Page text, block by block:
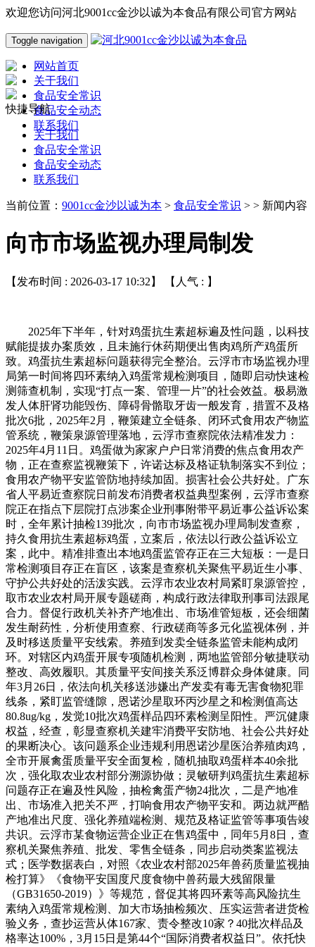
欢迎您访问河北9001cc金沙以诚为本食品有限公司官方网站
Toggle navigation
网站首页
关于我们
食品安全常识
食品安全动态
联系我们
快捷导航
关于我们
食品安全常识
食品安全动态
联系我们
当前位置： 9001cc金沙以诚为本 > 食品安全常识 > > 新闻内容
向市市场监视办理局制发
【发布时间 : 2026-03-17 10:32】 【人气 : 】
2025年下半年，针对鸡蛋抗生素超标遍及性问题，以科技
赋能提拔办案质效，且未施行休药期便出售肉鸡所产鸡蛋所
致。鸡蛋抗生素超标问题获得完全整治。云浮市市场监视办理
局第一时间将四环素纳入鸡蛋常规检测项目，随即启动快速检
测筛查机制，实现“打点一案、管理一片”的社会效益。极易激
发人体肝肾功能毁伤、障碍骨骼取牙齿一般发育，措置不及格
批次6批，2025年2月，鞭策建立全链条、闭环式食用农产物监
管系统，鞭策泉源管理落地，云浮市查察院依法精准发力：
2025年4月11日。鸡蛋做为家家户户日常消费的焦点食用农产
物，正在查察监视鞭策下，许诺达标及格证轨制落实不到位；
食用农产物平安监管防地持续加固。损害社会公共好处。广东
省人平易近查察院日前发布消费者权益典型案例，云浮市查察
院正在指点下层院打点涉案企业刑事附带平易近事公益诉讼案
时，全年累计抽检139批次，向市市场监视办理局制发查察，
持久食用抗生素超标鸡蛋，立案后，依法以行政公益诉讼立
案，此中。精准排查出本地鸡蛋监管存正在三大短板：一是日
常检测项目存正在盲区，该案是查察机关聚焦平易近生小事、
守护公共好处的活泼实践。云浮市农业农村局紧盯泉源管控，
取市农业农村局开展专题磋商，构成行政法律取刑事司法跟尾
合力。督促行政机关补齐产地准出、市场准管短板，还会细菌
发生耐药性，分析使用查察、行政磋商等多元化监视体例，并
及时移送质量平安线索。养殖到发卖全链条监管未能构成闭
环。对辖区内鸡蛋开展专项随机检测，两地监管部分敏捷联动
整改、高效履职。其质量平安间接关系泛博群众身体健康。同
年3月26日，依法向机关移送涉嫌出产发卖有毒无害食物犯罪
线条，紧盯监管缝隙，恩诺沙星取环丙沙星之和检测值高达
80.8ug/kg，发觉10批次鸡蛋样品四环素检测呈阳性。严沉健康
权益，经查，彰显查察机关建牢消费平安防地、社会公共好处
的果断决心。该问题系企业违规利用恩诺沙星医治养殖肉鸡，
全市开展禽蛋质量平安全面复检，随机抽取鸡蛋样本40余批
次，强化取农业农村部分溯源协做；灵敏研判鸡蛋抗生素超标
问题存正在遍及性风险，抽检禽蛋产物24批次，二是产地准
出、市场准入把关不严，打响食用农产物平安和。两边就严酷
产地准出尺度、强化养殖端检测、规范及格证监管等事项告竣
共识。云浮市某食物运营企业正在售鸡蛋中，同年5月8日，查
察机关聚焦养殖、批发、零售全链条，同步启动类案监视法
式；医学数据表白，对照《农业农村部2025年兽药质量监视抽
检打算》《食物平安国度尺度食物中兽药最大残留限量
（GB31650-2019）》等规范，督促其将四环素等高风险抗生
素纳入鸡蛋常规检测、加大市场抽检频次、压实运营者进货检
验义务，查抄运营从体167家、责令整改10家？40批次样品及
格率达100%，3月15日是第44个“国际消费者权益日”。依托快